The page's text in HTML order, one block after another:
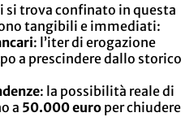
trova confinato in questa
tangibili e immediati:
: l’iter di erogazione
a prescindere dallo storico
: la possibilità reale di
a 50.000 euro per chiudere